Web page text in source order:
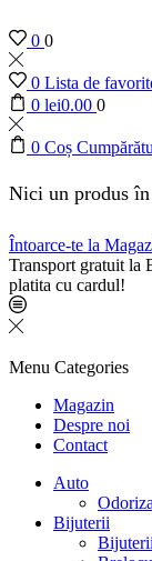
0 0
0 Lista de
0 lei0.00 0
0 Coș
Nici un produs în
Întoarce-te la
Transport gratuit la
platita cu cardul!
Menu Categories
Magazin
Despre noi
Contact
Auto
Bijuterii